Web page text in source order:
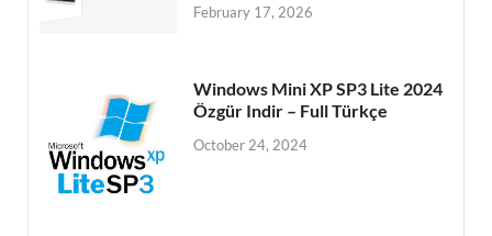
February 17, 2026
Windows Mini XP SP3 Lite 2024
Özgür Indir – Full Türkçe
October 24, 2024